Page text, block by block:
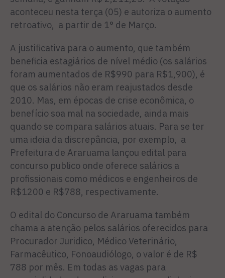
aconteceu nesta terça (05) e autoriza o aumento
retroativo, a partir de 1° de Março.
A justificativa para o aumento, que também
beneficia estagiários de nível médio (os salários
foram aumentados de R$990 para R$1,900), é
que os salários não eram reajustados desde
2010. Mas, em épocas de crise econômica, o
benefício soa mal na sociedade, ainda mais
quando se compara salários atuais. Para se ter
uma ideia da discrepância, por exemplo, a
Prefeitura de Araruama lançou edital para
concurso publico onde oferece salários a
profissionais como médicos e engenheiros de
R$1200 e R$788, respectivamente.
O edital do Concurso de Araruama também
chama a atenção pelos salários oferecidos para
Procurador Juridico, Médico Veterinário,
Farmacêutico, Fonoaudiólogo, o valor é de R$
788 por mês. Em todas as vagas para